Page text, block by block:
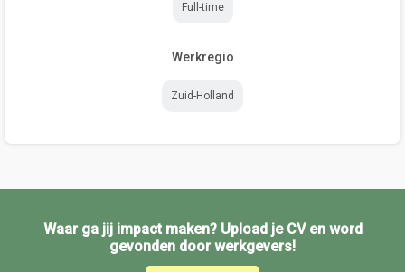
Full-time
Werkregio
Zuid-Holland
Waar ga jij impact maken? Upload je CV en word
gevonden door werkgevers!